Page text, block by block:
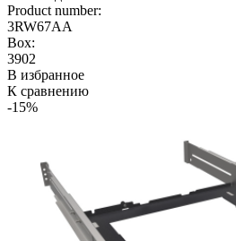
Product number:
3RW67AA
Box:
3902
В избранное
К сравнению
-15%